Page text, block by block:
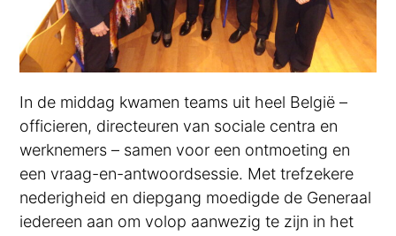
In de middag kwamen teams uit heel België –
officieren, directeuren van sociale centra en
werknemers – samen voor een ontmoeting en
een vraag-en-antwoordsessie. Met trefzekere
nederigheid en diepgang moedigde de Generaal
iedereen aan om volop aanwezig te zijn in het